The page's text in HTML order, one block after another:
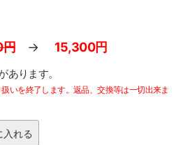
円 → 15,300円
あります。
いを終了します。返品、交換等は一切出来ま